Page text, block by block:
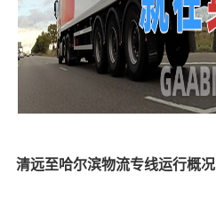
清远至哈尔滨物流专线运行概况